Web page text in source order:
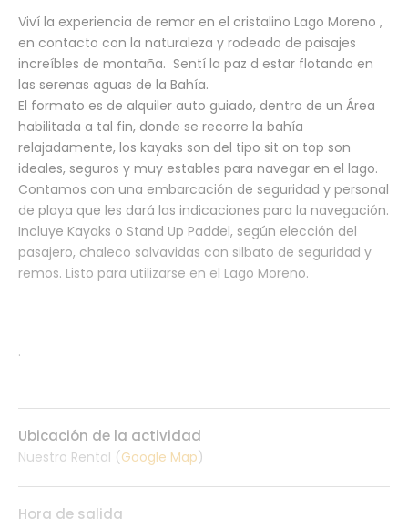
Viví la experiencia de remar en el cristalino Lago Moreno ,
en contacto con la naturaleza y rodeado de paisajes
increíbles de montaña. Sentí la paz d estar flotando en
las serenas aguas de la Bahía.
El formato es de alquiler auto guiado, dentro de un Área
habilitada a tal fin, donde se recorre la bahía
relajadamente, los kayaks son del tipo sit on top son
ideales, seguros y muy estables para navegar en el lago.
Contamos con una embarcación de seguridad y personal
de playa que les dará las indicaciones para la navegación.
Incluye Kayaks o Stand Up Paddel, según elección del
pasajero, chaleco salvavidas con silbato de seguridad y
remos. Listo para utilizarse en el Lago Moreno.
.
Ubicación de la actividad
Nuestro Rental (Google Map)
Hora de salida